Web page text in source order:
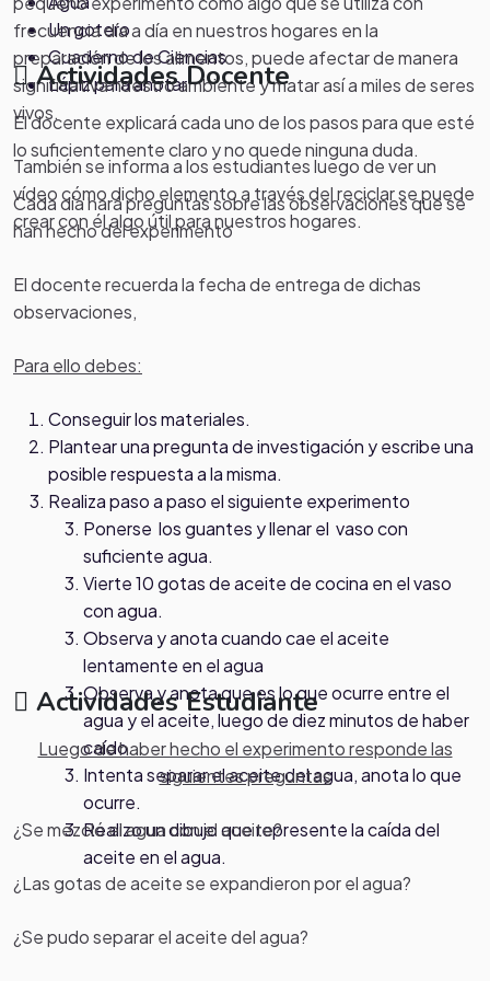
Un gotero
Cuaderno de Ciencias
Lápiz para anotar
frecuencia día a día en nuestros hogares en la
preparación de los alimentos, puede afectar de manera
significativa nuestro ambiente y matar así a miles de seres
vivos.
También se informa a los estudiantes luego de ver un
vídeo cómo dicho elemento a través del reciclar se puede
crear con él algo útil para nuestros hogares.
Actividades Docente
El docente explicará cada uno de los pasos para que esté
lo suficientemente claro y no quede ninguna duda.
Cada día hará preguntas sobre las observaciones que se
han hecho del experimento
El docente recuerda la fecha de entrega de dichas
observaciones,
Para ello debes:
Conseguir los materiales.
Plantear una pregunta de investigación y escribe una
posible respuesta a la misma.
Realiza paso a paso el siguiente experimento
Ponerse los guantes y llenar el vaso con
suficiente agua.
Vierte 10 gotas de aceite de cocina en el vaso
con agua.
Observa y anota cuando cae el aceite
lentamente en el agua
Observa y anota que es lo que ocurre entre el
agua y el aceite, luego de diez minutos de haber
caído.
Intenta separar el aceite del agua, anota lo que
ocurre.
Realizo un dibujo que represente la caída del
aceite en el agua.
Actividades Estudiante
Luego de haber hecho el experimento responde las
siguientes preguntas
¿Se mezcló el agua con el aceite?
¿Las gotas de aceite se expandieron por el agua?
¿Se pudo separar el aceite del agua?